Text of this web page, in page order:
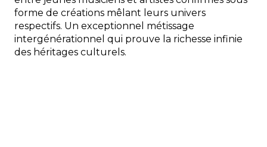
forme de créations mêlant leurs univers
respectifs. Un exceptionnel métissage
intergénérationnel qui prouve la richesse infinie
des héritages culturels.